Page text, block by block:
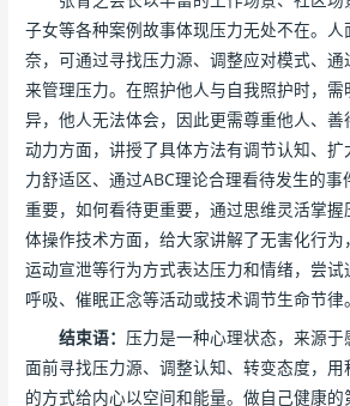
子女等各种案例故事体现压力无处不在。
奈，可通过寻找压力源、调整应对模式、
来管理压力。在照护他人与自我照护时，
异，他人无法体会，因此更需尊重他人、
动力方面，讲授了具体方法有调节认知、
力舒适区、通过ABC理论合理看待发生的
重要，如何看待更重要，通过思维灵活掌握
体操作技术方面，给大家讲解了无害化行为
运动宣泄等行为方式表达压力和情绪，尝
呼吸、催眠正念等活动或技术调节生命节律。
结束语： 压力是一种心理状态，来源
面前寻找压力源、调整认知、转变态度，
的方式给内心以空间和能量。做自己健康